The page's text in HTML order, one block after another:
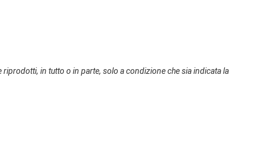
in tutto o in parte, solo a condizione che sia indicata la